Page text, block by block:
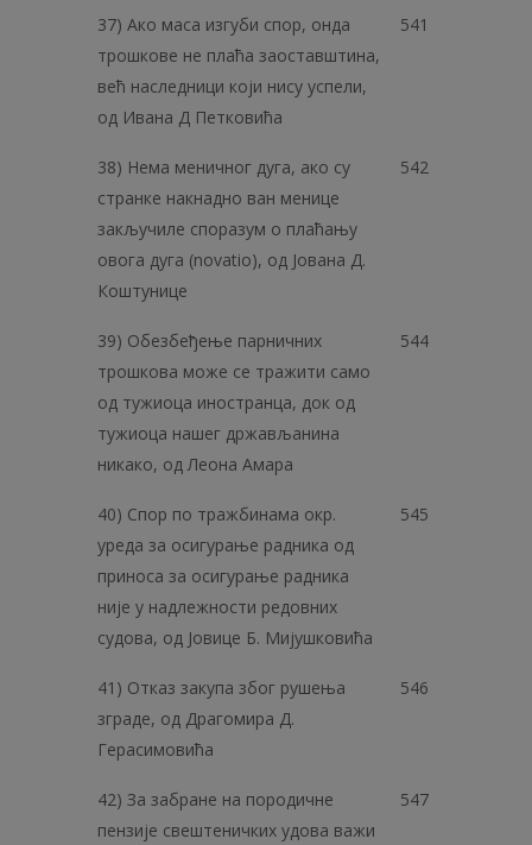
37) Ако маса изгуби спор, онда
трошкове не плаћа заоставштина,
већ наследници који нису успели,
од Ивана Д Петковића
541
38) Нема меничног дуга, ако су
странке накнадно ван менице
закључиле споразум о плаћању
овога дуга (novatio), од Јована Д.
Коштунице
542
39) Обезбеђење парничних
трошкова може се тражити само
од тужиоца иностранца, док од
тужиоца нашег држављанина
никако, од Леона Амара
544
40) Спор по тражбинама окр.
уреда за осигурање радника од
приноса за осигурање радника
није у надлежности редовних
судова, од Јовице Б. Мијушковића
545
41) Отказ закупа због рушења
зграде, од Драгомира Д.
Герасимовића
546
42) За забране на породичне
пензије свештеничких удова важи
547